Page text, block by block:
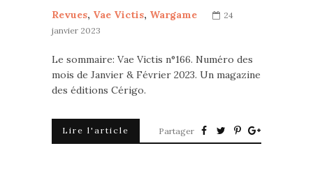
Revues, Vae Victis, Wargame
24
janvier 2023
Le sommaire: Vae Victis n°166. Numéro des
mois de Janvier & Février 2023. Un magazine
des éditions Cérigo.
Lire l'article Partager